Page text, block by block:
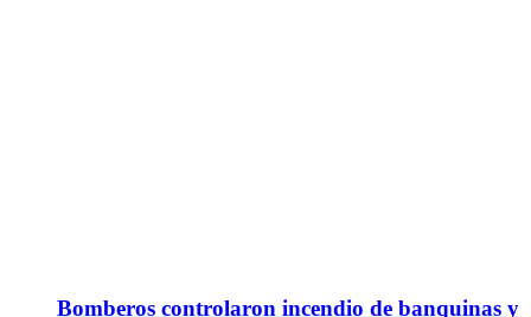
Bomberos controlaron incendio de banquinas y